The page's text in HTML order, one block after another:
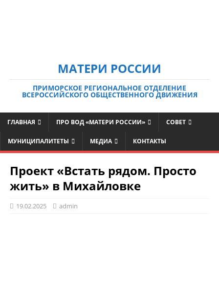
МАТЕРИ РОССИИ
ПРИМОРСКОЕ РЕГИОНАЛЬНОЕ ОТДЕЛЕНИЕ
ВСЕРОССИЙСКОГО ОБЩЕСТВЕННОГО ДВИЖЕНИЯ
ГЛАВНАЯ ПРО ВОД «МАТЕРИ РОССИИ» СОВЕТ
МУНИЦИПАЛИТЕТЫ МЕДИА КОНТАКТЫ
Проект «Встать рядом. Просто
жить» в Михайловке
19.02.2025 admin